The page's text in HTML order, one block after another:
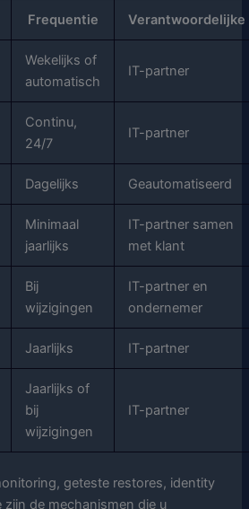
Frequentie Verantwoordelijke
Wekelijks of
automatisch
IT-partner
Continu,
24/7
IT-partner
Dagelijks Geautomatiseerd
Minimaal
jaarlijks
IT-partner samen
met klant
Bij
wijzigingen
IT-partner en
ondernemer
Jaarlijks IT-partner
Jaarlijks of
bij
wijzigingen
IT-partner
geteste restores, identity
zijn de mechanismen die u